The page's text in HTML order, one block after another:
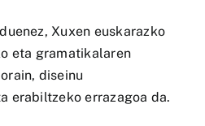
Xuxen euskarazko
eta gramatikalaren
diseinu
erabiltzeko errazagoa da.